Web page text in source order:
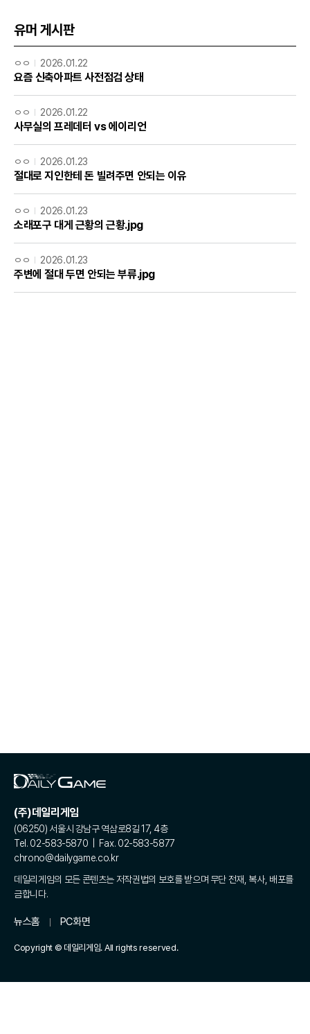
유머 게시판
ㅇㅇ 2026.01.22
요즘 신축아파트 사전점검 상태
ㅇㅇ 2026.01.22
사무실의 프레데터 vs 에이리언
ㅇㅇ 2026.01.23
절대로 지인한테 돈 빌려주면 안되는 이유
ㅇㅇ 2026.01.23
소래포구 대게 근황의 근황.jpg
ㅇㅇ 2026.01.23
주변에 절대 두면 안되는 부류.jpg
(주)데일리게임
(06250) 서울시 강남구 역삼로8길 17, 4층
Tel. 02-583-5870 | Fax. 02-583-5877
chrono@dailygame.co.kr
데일리게임의 모든 콘텐츠는 저작권법의 보호를 받으며 무단 전재, 복사, 배포를
금합니다.
뉴스홈 PC화면
Copyright © 데일리게임. All rights reserved.